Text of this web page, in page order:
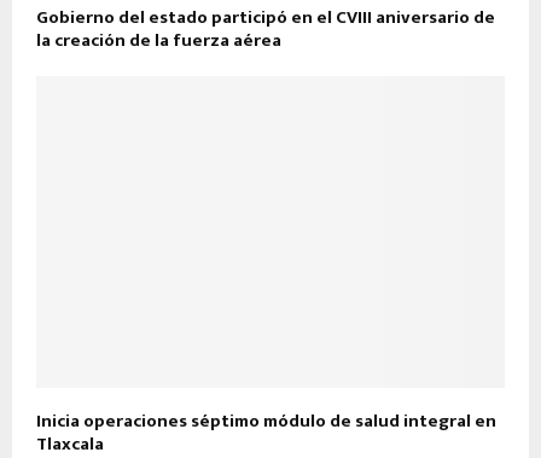
Gobierno del estado participó en el CVIII aniversario de
la creación de la fuerza aérea
Inicia operaciones séptimo módulo de salud integral en
Tlaxcala